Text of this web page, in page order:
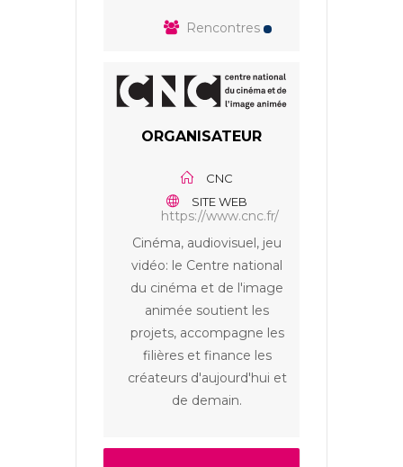
Rencontres
ORGANISATEUR
CNC
SITE WEB
https://www.cnc.fr/
Cinéma, audiovisuel, jeu
vidéo: le Centre national
du cinéma et de l'image
animée soutient les
projets, accompagne les
filières et finance les
créateurs d'aujourd'hui et
de demain.